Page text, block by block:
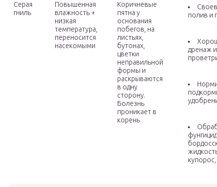
Серая
гниль
Повышенная
влажность +
низкая
температура,
переносится
насекомыми
Коричневые
пятна у
основания
побегов, на
листьях,
бутонах,
цветки
неправильной
формы и
раскрываются
в одну
сторону.
Болезнь
проникает в
корень
полив и
дренаж и